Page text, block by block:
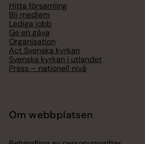
Hitta församling
Bli medlem
Lediga jobb
Ge en gåva
Organisation
Act Svenska kyrkan
Svenska kyrkan i utlandet
Press – nationell nivå
Om webbplatsen